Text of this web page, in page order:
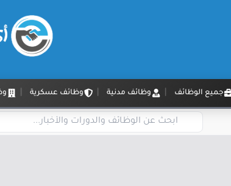
جميع الوظائف وظائف مدنية وظائف عسكرية